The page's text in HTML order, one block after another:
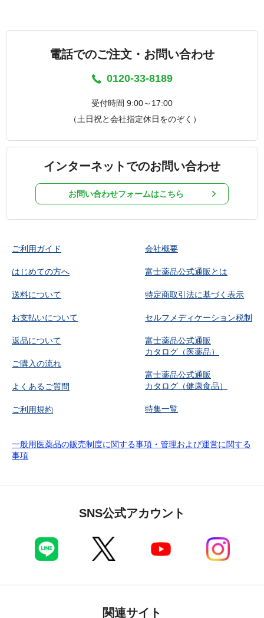
電話でのご注文・お問い合わせ
0120-33-8189
受付時間 9:00～17:00
（土日祝と会社指定休日をのぞく）
インターネットでのお問い合わせ
お問い合わせフォームはこちら
ご利用ガイド
はじめての方へ
送料について
お支払いについて
返品について
ご購入の流れ
よくあるご質問
ご利用規約
会社概要
富士薬品公式通販とは
特定商取引法に基づく表示
セルフメディケーション税制
富士薬品公式通販
カタログ（医薬品）
富士薬品公式通販
カタログ（健康食品）
特集一覧
一般用医薬品の販売制度に関する事項・管理および運営に関する
事項
SNS公式アカウント
関連サイト